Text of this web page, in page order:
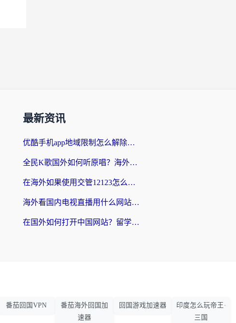
最新资讯
优酷手机app地域限制怎么解除？海外党亲测有效的追剧方案
全民K歌国外如何听原唱？海外党亲测有效的回国加速器选择指南
在海外如果使用交管12123怎么处理？留学生亲测有效的回国加速方案
海外看国内电视直播用什么网站比较好？一篇解决你所有追剧难题的实用指南
在国外如何打开中国网站？留学生与海外华人的无缝访问指南
番茄回国VPN
番茄海外回国加
速器
回国游戏加速器
印度怎么玩帝王·
三国